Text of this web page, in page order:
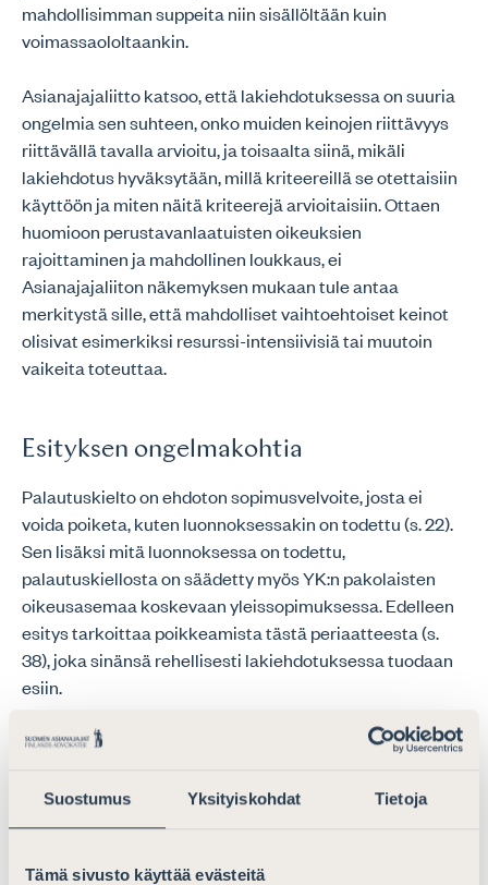
Suostumus Yksityiskohdat Tietoja
Tämä sivusto käyttää evästeitä
mahdollisimman suppeita niin sisällöltään kuin
voimassaololtaankin.
Asianajajaliitto katsoo, että lakiehdotuksessa on suuria
ongelmia sen suhteen, onko muiden keinojen riittävyys
riittävällä tavalla arvioitu, ja toisaalta siinä, mikäli
lakiehdotus hyväksytään, millä kriteereillä se otettaisiin
käyttöön ja miten näitä kriteerejä arvioitaisiin. Ottaen
huomioon perustavanlaatuisten oikeuksien
rajoittaminen ja mahdollinen loukkaus, ei
Asianajajaliiton näkemyksen mukaan tule antaa
merkitystä sille, että mahdolliset vaihtoehtoiset keinot
olisivat esimerkiksi resurssi-intensiivisiä tai muutoin
vaikeita toteuttaa.
Esityksen ongelmakohtia
Palautuskielto on ehdoton sopimusvelvoite, josta ei
voida poiketa, kuten luonnoksessakin on todettu (s. 22).
Sen lisäksi mitä luonnoksessa on todettu,
palautuskiellosta on säädetty myös YK:n pakolaisten
oikeusasemaa koskevaan yleissopimuksessa. Edelleen
esitys tarkoittaa poikkeamista tästä periaatteesta (s.
38), joka sinänsä rehellisesti lakiehdotuksessa tuodaan
esiin.
Kun tarkastellaan jo tulleita henkilöitä, mediatietojen
hakeneista suurimman ryhmän olivat 29.1.2024
mennessä muodostaneet Syyrian kansalaiset (491),
kolmanneksi suurimman ryhmän Jemenin kansalaiset